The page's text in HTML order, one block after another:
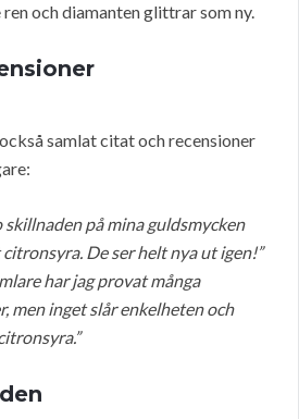
ren och diamanten glittrar som ny.
samlat citat och recensioner
skillnaden på mina guldsmycken
De ser helt nya ut igen!”
har jag provat många
men inget slår enkelheten och